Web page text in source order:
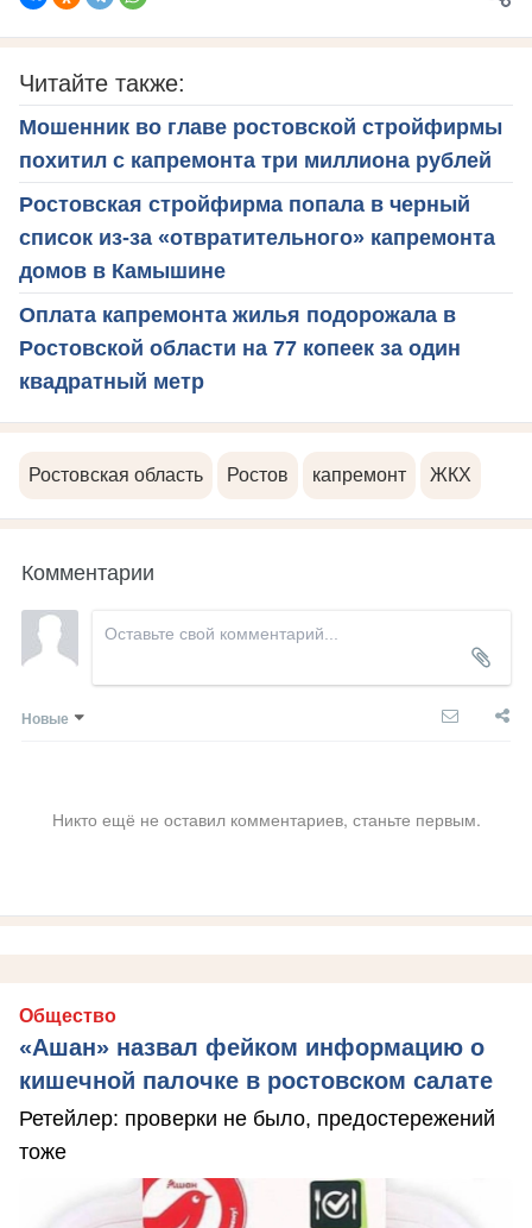
Читайте также:
Мошенник во главе ростовской стройфирмы
похитил с капремонта три миллиона рублей
Ростовская стройфирма попала в черный
список из-за «отвратительного» капремонта
домов в Камышине
Оплата капремонта жилья подорожала в
Ростовской области на 77 копеек за один
квадратный метр
Ростовская область Ростов капремонт ЖКХ
Комментарии
Новые
Никто ещё не оставил комментариев, станьте первым.
Общество
«Ашан» назвал фейком информацию о
кишечной палочке в ростовском салате
Ретейлер: проверки не было, предостережений
тоже